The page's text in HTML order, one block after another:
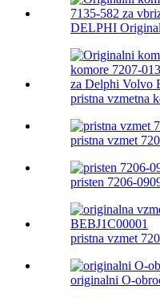
DELPHI
pristna vzmetna
pristna vzmet
pristen 7206-
pristna vzmet
originalni O-